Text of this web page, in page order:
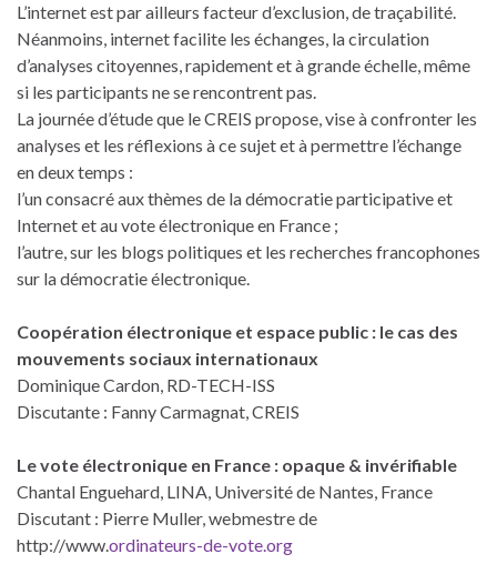
L’internet est par ailleurs facteur d’exclusion, de traçabilité.
Néanmoins, internet facilite les échanges, la circulation
d’analyses citoyennes, rapidement et à grande échelle, même
si les participants ne se rencontrent pas.
La journée d’étude que le CREIS propose, vise à confronter les
analyses et les réflexions à ce sujet et à permettre l’échange
en deux temps :
l’un consacré aux thèmes de la démocratie participative et
Internet et au vote électronique en France ;
l’autre, sur les blogs politiques et les recherches francophones
sur la démocratie électronique.
Coopération électronique et espace public : le cas des
mouvements sociaux internationaux
Dominique Cardon, RD-TECH-ISS
Discutante : Fanny Carmagnat, CREIS
Le vote électronique en France : opaque & invérifiable
Chantal Enguehard, LINA, Université de Nantes, France
Discutant : Pierre Muller, webmestre de
http://www.ordinateurs-de-vote.org